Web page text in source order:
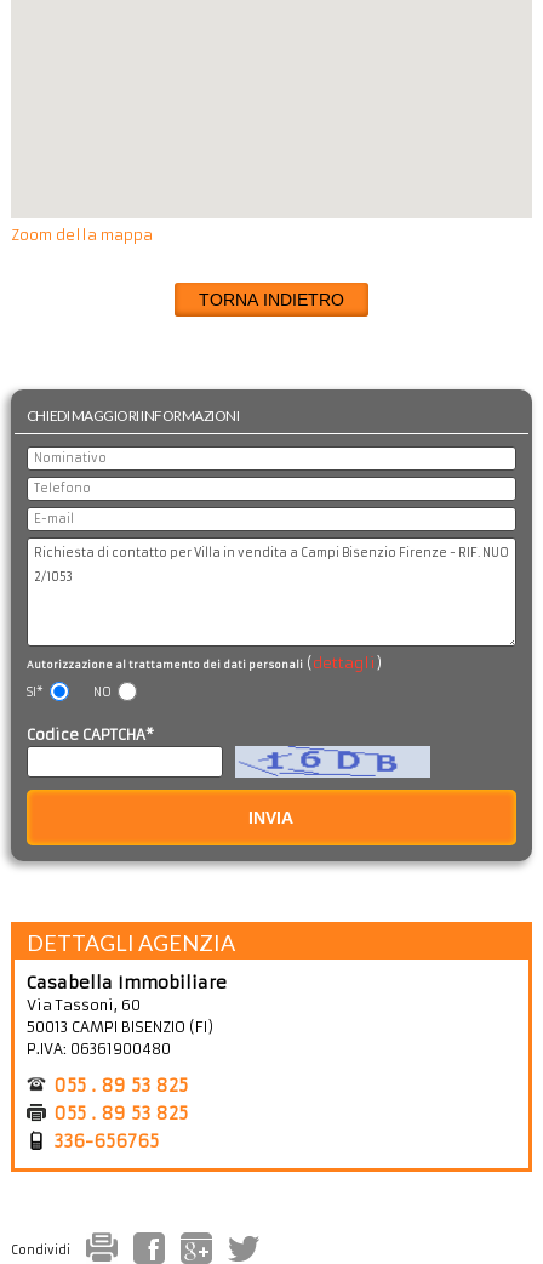
Zoom della mappa
TORNA INDIETRO
CHIEDI MAGGIORI INFORMAZIONI
Autorizzazione al trattamento dei dati personali( dettagli )
SI* NO
Codice CAPTCHA*
INVIA
DETTAGLI AGENZIA
Casabella Immobiliare
Via Tassoni, 60
50013 CAMPI BISENZIO ( FI )
P.IVA: 06361900480
055 . 89 53 825
055 . 89 53 825
336-656765
Condividi